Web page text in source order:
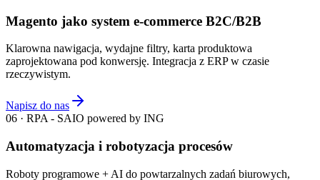
Magento jako system e-commerce B2C/B2B
Klarowna nawigacja, wydajne filtry, karta produktowa
zaprojektowana pod konwersję. Integracja z ERP w czasie
rzeczywistym.
Napisz do nas
06 · RPA - SAIO powered by ING
Automatyzacja i robotyzacja procesów
Roboty programowe + AI do powtarzalnych zadań biurowych,